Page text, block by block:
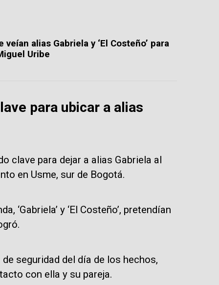
alias Gabriela y ‘El Costeño’ para
Uribe
para ubicar a alias
clave para dejar a alias Gabriela al
en Usme, sur de Bogotá.
‘Gabriela’ y ‘El Costeño’, pretendían
seguridad del día de los hechos,
con ella y su pareja.